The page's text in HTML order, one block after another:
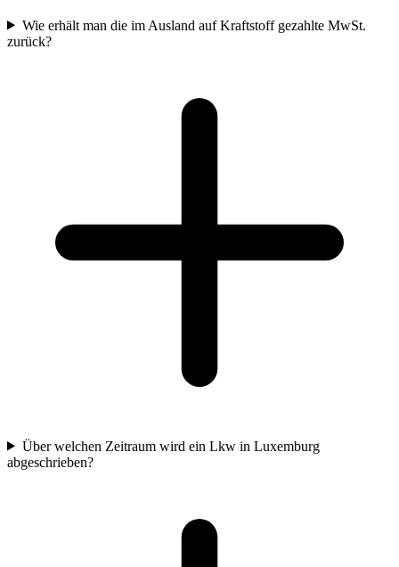
Wie erhält man die im Ausland auf Kraftstoff gezahlte MwSt.
zurück?
Über welchen Zeitraum wird ein Lkw in Luxemburg
abgeschrieben?